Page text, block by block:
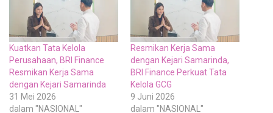
Kuatkan Tata Kelola
Perusahaan, BRI Finance
Resmikan Kerja Sama
dengan Kejari Samarinda
31 Mei 2026
dalam "NASIONAL"
Resmikan Kerja Sama
dengan Kejari Samarinda,
BRI Finance Perkuat Tata
Kelola GCG
9 Juni 2026
dalam "NASIONAL"